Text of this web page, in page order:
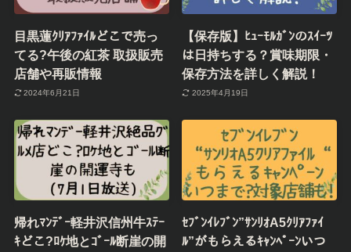
目黒蓮ｸﾘｱﾌｧｲﾙどこで売っ
てる?午後の紅茶 取扱販売
店舗や再販情報
2024年6月21日
【保存版】ﾋｭｰﾓﾙｶﾞﾝのｽｲｰﾂ
は日持ちする？賞味期限・
保存方法を詳しく解説！
2025年4月19日
帰れﾏﾝﾃﾞｰ軽井沢信州牛ｽﾃｰ
ｷどこ?ﾛｹ地とｺﾞｰﾙ断崖の開
ｾﾌﾞﾝｲﾚﾌﾞﾝ”ｻﾝﾘｵA5ｸﾘｱﾌｧｲ
ﾙ”がもらえるｷｬﾝﾍﾟｰﾝいつ